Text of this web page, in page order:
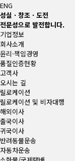
ENG
성실 · 창조 · 도전
전문성으로 발전합니다.
기업정보
회사소개
윤리·책임경영
품질인증현황
고객사
오시는 길
릴로케이션
릴로케이션 및 비자대행
해외이사
출국이사
귀국이사
반려동물운송
자동차운송